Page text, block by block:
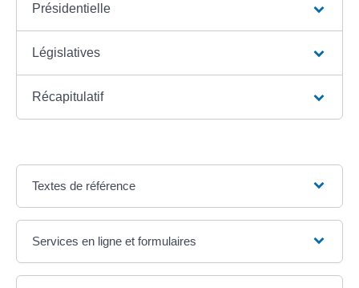
Présidentielle
Législatives
Récapitulatif
Textes de référence
Services en ligne et formulaires